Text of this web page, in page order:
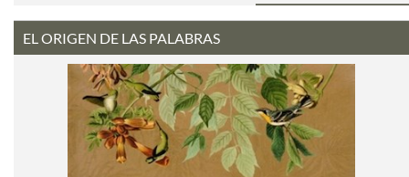
EL ORIGEN DE LAS PALABRAS